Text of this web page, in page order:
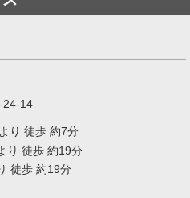
24-14
り 徒歩 約7分
り 徒歩 約19分
徒歩 約19分